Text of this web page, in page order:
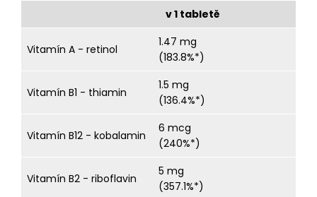
v 1 tabletě
Vitamín A - retinol
1.47 mg
(183.8%*)
Vitamín B1 - thiamin
1.5 mg
(136.4%*)
Vitamín B12 - kobalamin
6 mcg
(240%*)
Vitamín B2 - riboflavin
5 mg
(357.1%*)